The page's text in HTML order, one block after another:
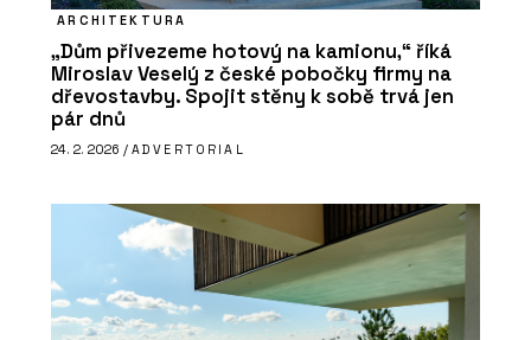
ARCHITEKTURA
„Dům přivezeme hotový na kamionu,“ říká
Miroslav Veselý z české pobočky firmy na
dřevostavby. Spojit stěny k sobě trvá jen
pár dnů
24. 2. 2026 / ADVERTORIAL